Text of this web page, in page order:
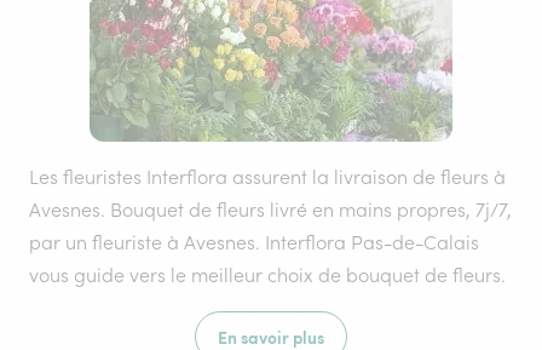
Les fleuristes Interflora assurent la livraison de fleurs à
Avesnes. Bouquet de fleurs livré en mains propres, 7j/7,
par un fleuriste à Avesnes. Interflora Pas-de-Calais
vous guide vers le meilleur choix de bouquet de fleurs.
En savoir plus